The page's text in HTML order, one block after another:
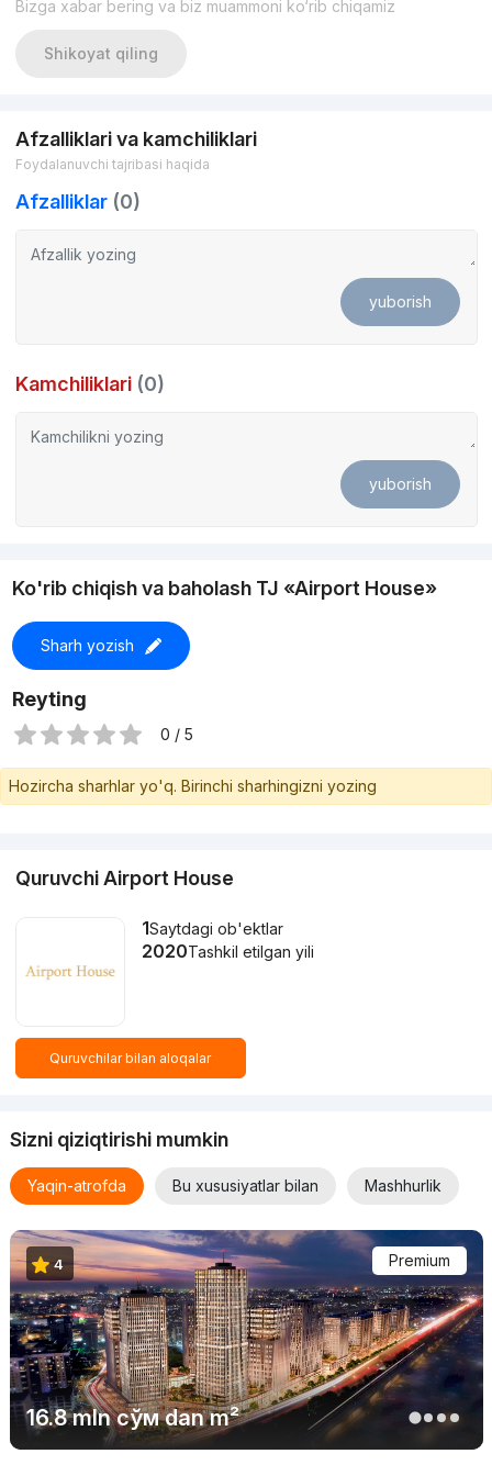
Bizga xabar bering va biz muammoni ko‘rib chiqamiz
Shikoyat qiling
Afzalliklari va kamchiliklari
Foydalanuvchi tajribasi haqida
Afzalliklar (0)
yuborish
Kamchiliklari (0)
yuborish
Ko'rib chiqish va baholash TJ «Airport House»
Sharh yozish
Reyting
0 / 5
Hozircha sharhlar yo'q. Birinchi sharhingizni yozing
Quruvchi Airport House
1Saytdagi ob'ektlar
2020Tashkil etilgan yili
Quruvchilar bilan aloqalar
Sizni qiziqtirishi mumkin
Yaqin-atrofda Bu xususiyatlar bilan Mashhurlik
Premium
16.8 mln сўмdan m²
4